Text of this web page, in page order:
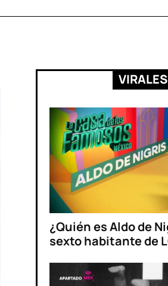
VIRALES
¿Quién es Aldo de
sexto habitante de